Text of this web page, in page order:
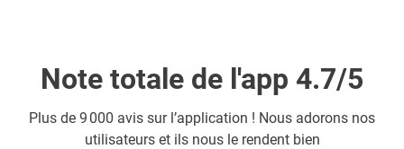
Note totale de l'app 4.7/5
Plus de 9 000 avis sur l’application ! Nous adorons nos
utilisateurs et ils nous le rendent bien